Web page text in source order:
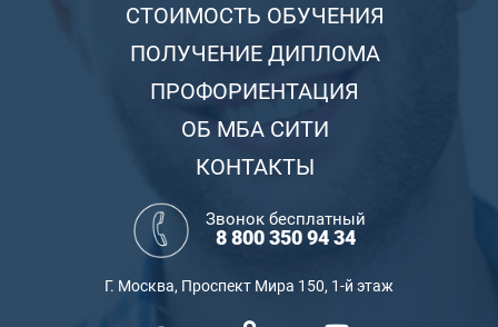
СТОИМОСТЬ ОБУЧЕНИЯ
ПОЛУЧЕНИЕ ДИПЛОМА
ПРОФОРИЕНТАЦИЯ
ОБ МБА СИТИ
КОНТАКТЫ
Звонок бесплатный
8 800 350 94 34
Г. Москва, Проспект Мира 150, 1-й этаж